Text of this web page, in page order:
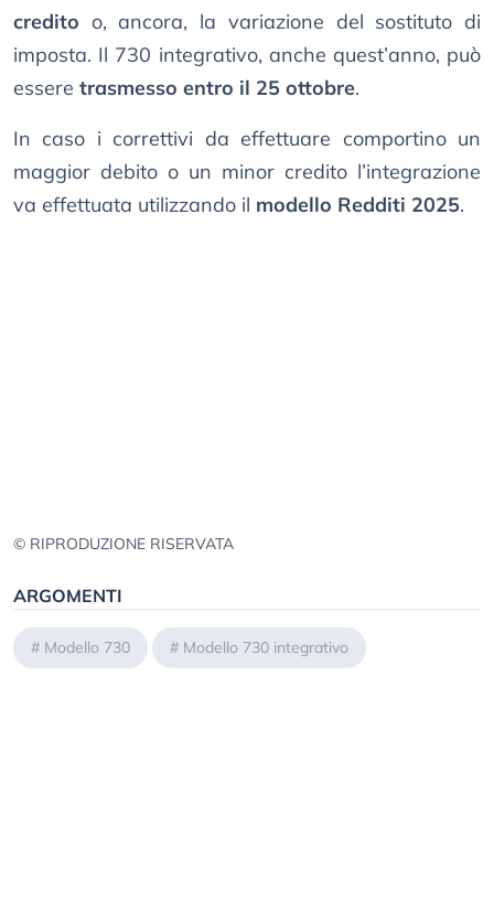
credito o, ancora, la variazione del sostituto di
imposta. Il 730 integrativo, anche quest’anno, può
essere trasmesso entro il 25 ottobre.
In caso i correttivi da effettuare comportino un
maggior debito o un minor credito l’integrazione
va effettuata utilizzando il modello Redditi 2025.
© RIPRODUZIONE RISERVATA
ARGOMENTI
# Modello 730 # Modello 730 integrativo